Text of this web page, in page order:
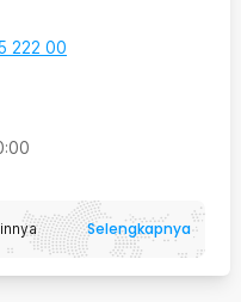
222 00
Selengkapnya